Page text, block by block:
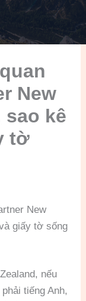
New
sao kê
tờ
New
giấy tờ sống
nếu
tiếng Anh,